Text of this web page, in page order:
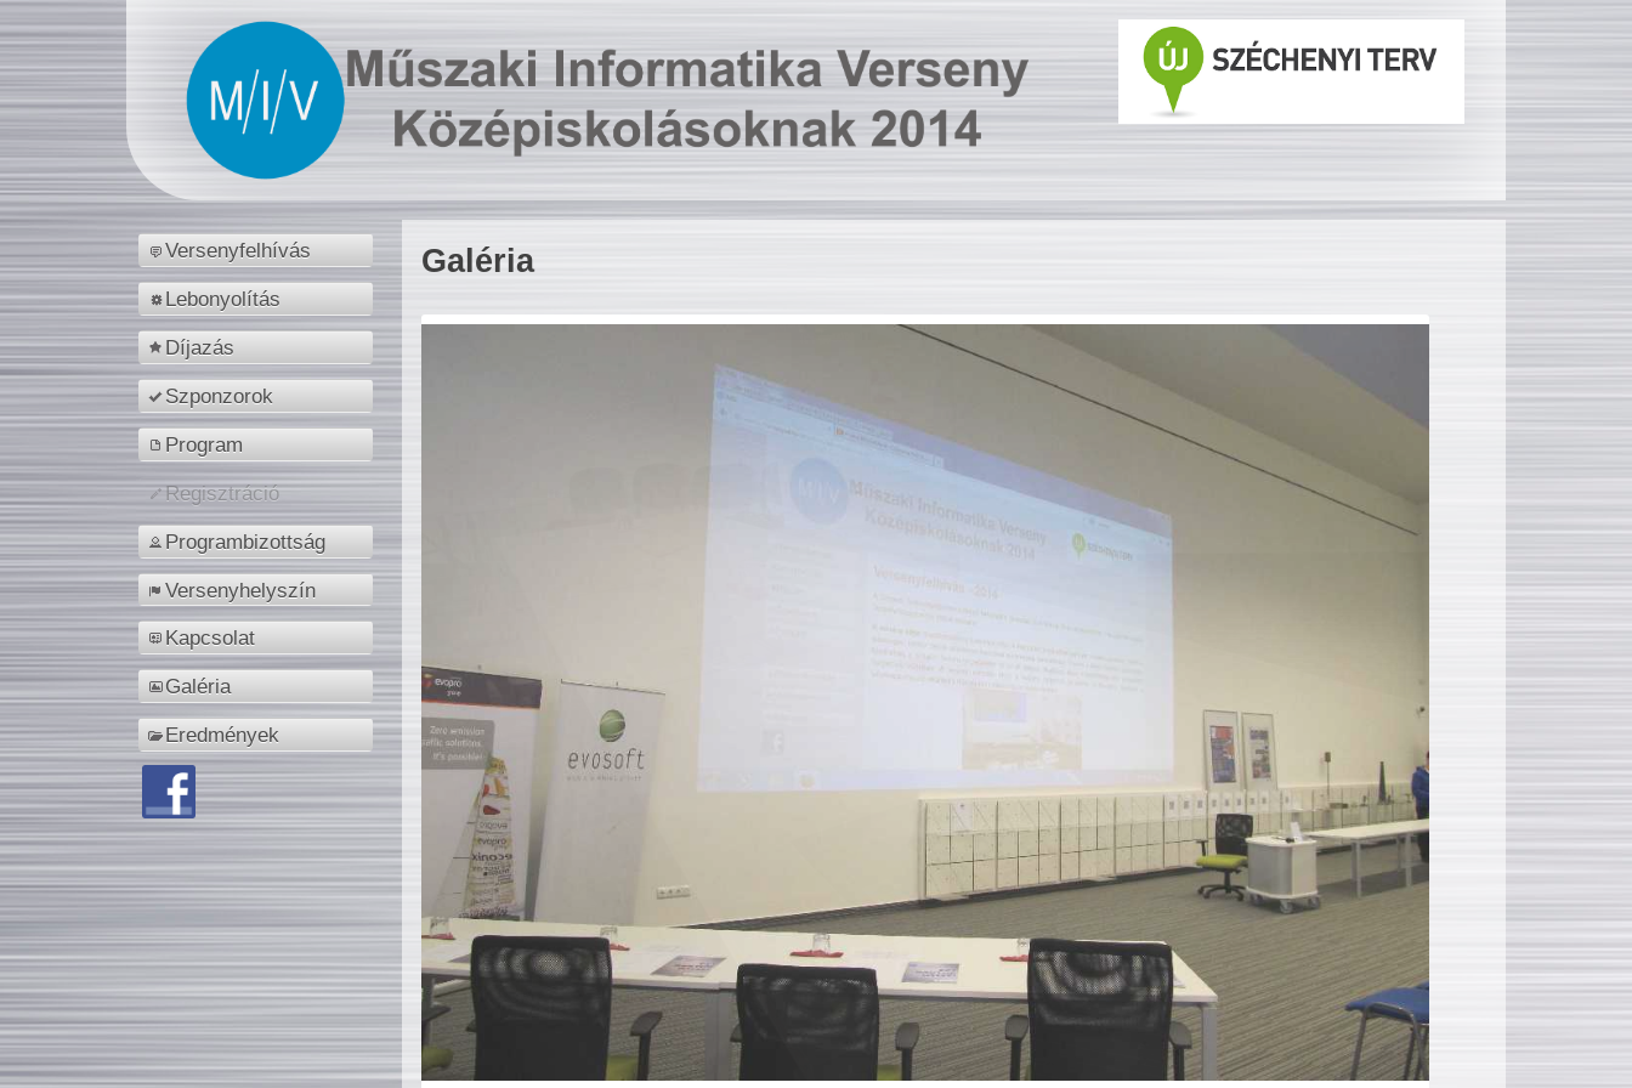
Versenyfelhívás
Lebonyolítás
Díjazás
Szponzorok
Program
Regisztráció
Programbizottság
Versenyhelyszín
Kapcsolat
Galéria
Eredmények
Galéria